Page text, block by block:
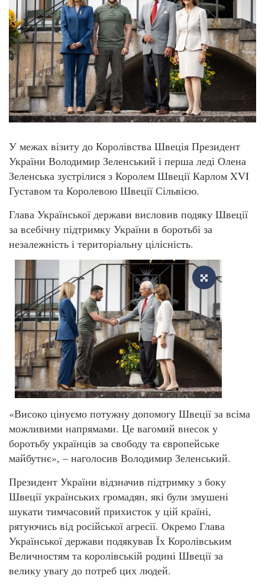
У межах візиту до Королівства Швеція Президент
України Володимир Зеленський і перша леді Олена
Зеленська зустрілися з Королем Швеції Карлом XVI
Густавом та Королевою Швеції Сільвією.
Глава Української держави висловив подяку Швеції
за всебічну підтримку України в боротьбі за
незалежність і територіальну цілісність.
«Високо цінуємо потужну допомогу Швеції за всіма
можливими напрямами. Це вагомий внесок у
боротьбу українців за свободу та європейське
майбутнє», – наголосив Володимир Зеленський.
Президент України відзначив підтримку з боку
Швеції українських громадян, які були змушені
шукати тимчасовий прихисток у цій країні,
рятуючись від російської агресії. Окремо Глава
Української держави подякував Їх Королівським
Величностям та королівській родині Швеції за
велику увагу до потреб цих людей.